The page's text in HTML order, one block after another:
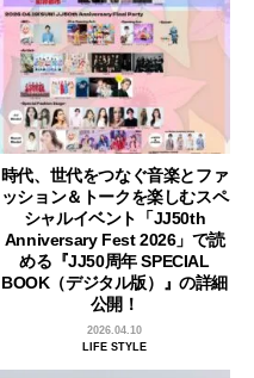
時代、世代をつなぐ音楽とファ
ッション＆トークを楽しむスペ
シャルイベント「JJ50th
Anniversary Fest 2026」で読
める『JJ50周年 SPECIAL
BOOK（デジタル版）』の詳細
公開！
2026.04.10
LIFE STYLE